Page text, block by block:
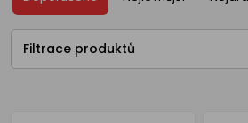
Filtrace produktů